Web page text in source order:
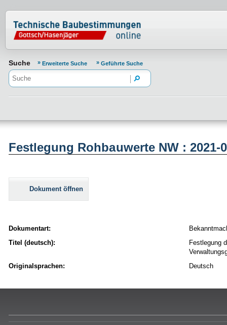
Normenportal Barrierefreiheit
Suche Erweiterte Suche Geführte Suche
Festlegung Rohbauwerte NW : 2021-
Dokument öffnen
Dokumentart:
Titel (deutsch):
Festlegung
Originalsprachen:
Deutsch